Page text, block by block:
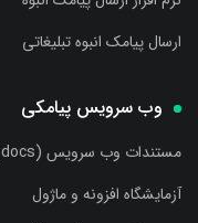
ارسال پیامک انبوه تبلیغاتی
وب سرویس پیامکی
مستندات وب سرویس (docs)
آزمایشگاه افزونه و ماژول